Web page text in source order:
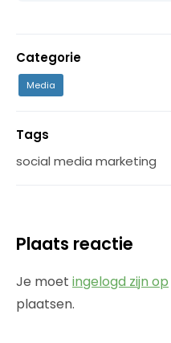
Categorie
Media
Tags
social media marketing
Plaats reactie
Je moet ingelogd zijn op
plaatsen.